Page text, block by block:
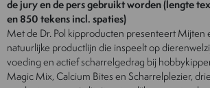
de jury en de pers gebruikt worden (lengte
en 850 tekens incl. spaties)
Met de Dr. Pol kipproducten presenteert Mijten
natuurlijke productlijn die inspeelt op
voeding en actief scharrelgedrag bij
Magic Mix, Calcium Bites en Scharrelplezier,